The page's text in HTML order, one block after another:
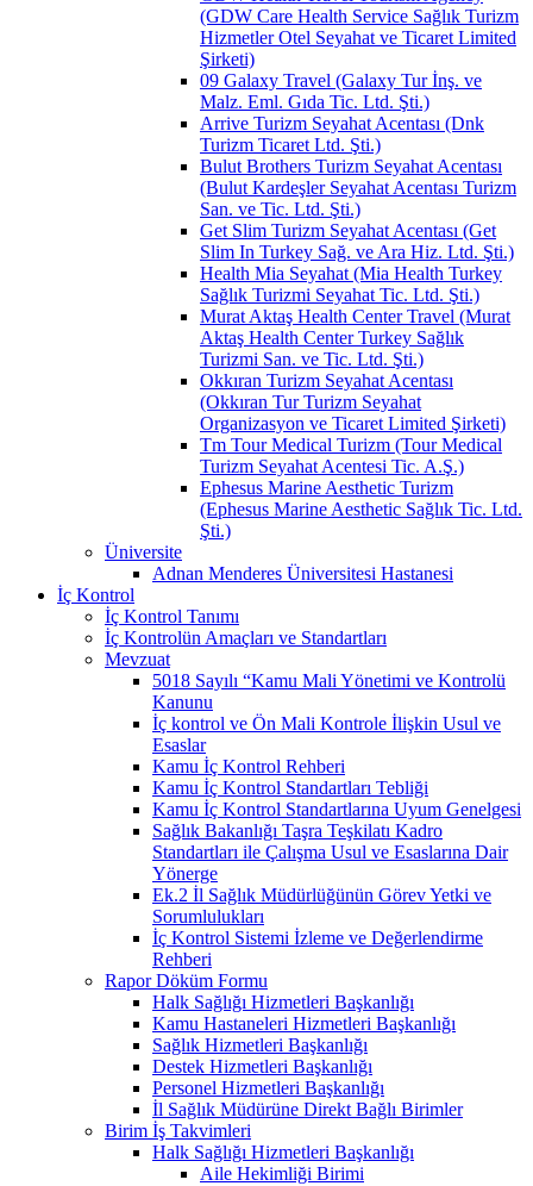
(GDW Care Health Service Sağlık Turizm
Hizmetler Otel Seyahat ve Ticaret Limited
Şirketi)
09 Galaxy Travel (Galaxy Tur İnş. ve
Malz. Eml. Gıda Tic. Ltd. Şti.)
Arrive Turizm Seyahat Acentası (Dnk
Turizm Ticaret Ltd. Şti.)
Bulut Brothers Turizm Seyahat Acentası
(Bulut Kardeşler Seyahat Acentası Turizm
San. ve Tic. Ltd. Şti.)
Get Slim Turizm Seyahat Acentası (Get
Slim In Turkey Sağ. ve Ara Hiz. Ltd. Şti.)
Health Mia Seyahat (Mia Health Turkey
Sağlık Turizmi Seyahat Tic. Ltd. Şti.)
Murat Aktaş Health Center Travel (Murat
Aktaş Health Center Turkey Sağlık
Turizmi San. ve Tic. Ltd. Şti.)
Okkıran Turizm Seyahat Acentası
(Okkıran Tur Turizm Seyahat
Organizasyon ve Ticaret Limited Şirketi)
Tm Tour Medical Turizm (Tour Medical
Turizm Seyahat Acentesi Tic. A.Ş.)
Ephesus Marine Aesthetic Turizm
(Ephesus Marine Aesthetic Sağlık Tic. Ltd.
Şti.)
Üniversite
Adnan Menderes Üniversitesi Hastanesi
İç Kontrol
İç Kontrol Tanımı
İç Kontrolün Amaçları ve Standartları
Mevzuat
5018 Sayılı “Kamu Mali Yönetimi ve Kontrolü
Kanunu
İç kontrol ve Ön Mali Kontrole İlişkin Usul ve
Esaslar
Kamu İç Kontrol Rehberi
Kamu İç Kontrol Standartları Tebliği
Kamu İç Kontrol Standartlarına Uyum Genelgesi
Sağlık Bakanlığı Taşra Teşkilatı Kadro
Standartları ile Çalışma Usul ve Esaslarına Dair
Yönerge
Ek.2 İl Sağlık Müdürlüğünün Görev Yetki ve
Sorumlulukları
İç Kontrol Sistemi İzleme ve Değerlendirme
Rehberi
Rapor Döküm Formu
Halk Sağlığı Hizmetleri Başkanlığı
Kamu Hastaneleri Hizmetleri Başkanlığı
Sağlık Hizmetleri Başkanlığı
Destek Hizmetleri Başkanlığı
Personel Hizmetleri Başkanlığı
İl Sağlık Müdürüne Direkt Bağlı Birimler
Birim İş Takvimleri
Halk Sağlığı Hizmetleri Başkanlığı
Aile Hekimliği Birimi